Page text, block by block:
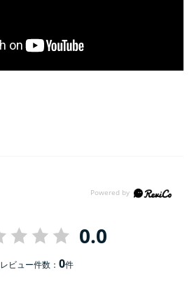
0.0
レビュー件数：0件